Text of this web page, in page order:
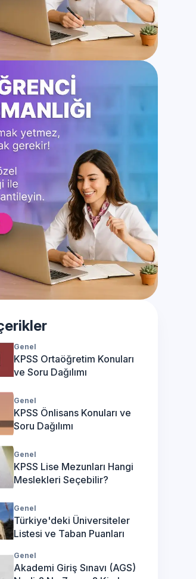
Genel
KPSS Ortaöğretim Konuları
ve Soru Dağılımı
Genel
KPSS Önlisans Konuları ve
Soru Dağılımı
Genel
KPSS Lise Mezunları Hangi
Meslekleri Seçebilir?
Genel
Türkiye'deki Üniversiteler
Listesi ve Taban Puanları
Genel
Akademi Giriş Sınavı (AGS)